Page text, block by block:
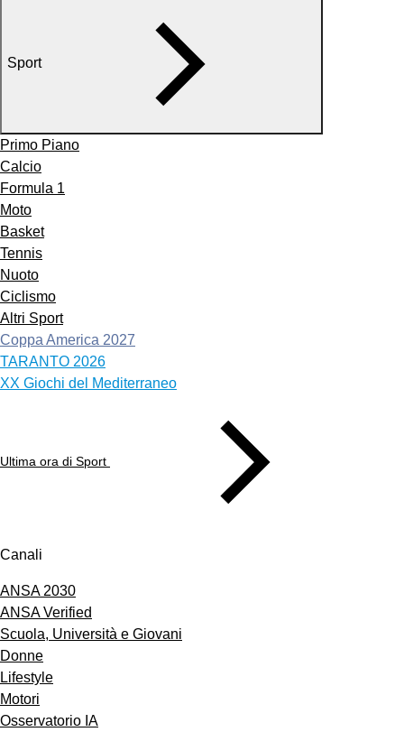
Sport
Primo Piano
Calcio
Formula 1
Moto
Basket
Tennis
Nuoto
Ciclismo
Altri Sport
Coppa America 2027
TARANTO 2026
XX Giochi del Mediterraneo
Ultima ora di Sport
Canali
ANSA 2030
ANSA Verified
Scuola, Università e Giovani
Donne
Lifestyle
Motori
Osservatorio IA